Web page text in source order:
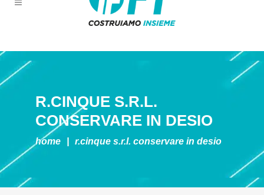
R.CINQUE S.R.L.
CONSERVARE IN DESIO
home r.cinque s.r.l. conservare in desio